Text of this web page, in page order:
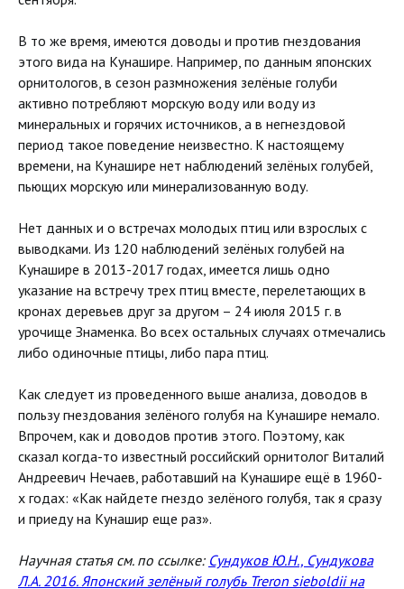
В то же время, имеются доводы и против гнездования
этого вида на Кунашире. Например, по данным японских
орнитологов, в сезон размножения зелёные голуби
активно потребляют морскую воду или воду из
минеральных и горячих источников, а в негнездовой
период такое поведение неизвестно. К настоящему
времени, на Кунашире нет наблюдений зелёных голубей,
пьющих морскую или минерализованную воду.
Нет данных и о встречах молодых птиц или взрослых с
выводками. Из 120 наблюдений зелёных голубей на
Кунашире в 2013-2017 годах, имеется лишь одно
указание на встречу трех птиц вместе, перелетающих в
кронах деревьев друг за другом – 24 июля 2015 г. в
урочище Знаменка. Во всех остальных случаях отмечались
либо одиночные птицы, либо пара птиц.
Как следует из проведенного выше анализа, доводов в
пользу гнездования зелёного голубя на Кунашире немало.
Впрочем, как и доводов против этого. Поэтому, как
сказал когда-то известный российский орнитолог Виталий
Андреевич Нечаев, работавший на Кунашире ещё в 1960-
х годах: «Как найдете гнездо зелёного голубя, так я сразу
и приеду на Кунашир еще раз».
Научная статья см. по ссылке: Сундуков Ю.Н., Сундукова
Л.А. 2016. Японский зелёный голубь Treron sieboldii на